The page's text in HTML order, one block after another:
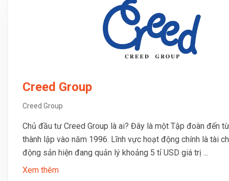
Creed Group
Creed Group
Chủ đầu tư Creed Group là ai? Đây là một Tập đoàn đến
thành lập vào năm 1996. Lĩnh vực hoạt động chính là tài
động sản hiện đang quản lý khoảng 5 tỉ USD giá trị ...
Xem thêm